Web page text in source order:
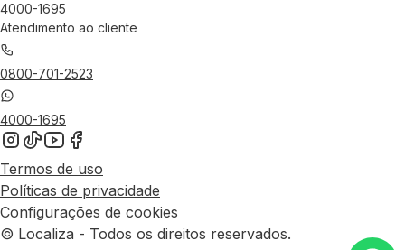
4000-1695
Atendimento ao cliente
0800-701-2523
4000-1695
Termos de uso
Políticas de privacidade
Configurações de cookies
© Localiza - Todos os direitos reservados.